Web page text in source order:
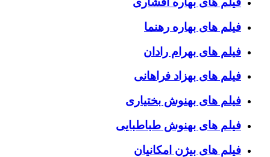
فیلم های بهاره رهنما
فیلم های بهرام رادان
فیلم های بهزاد فراهانی
فیلم های بهنوش بختیاری
فیلم های بهنوش طباطبایی
فیلم های بیژن امکانیان